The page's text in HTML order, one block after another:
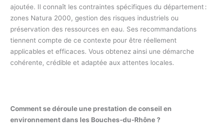
ajoutée. Il connaît les contraintes spécifiques du département :
zones Natura 2000, gestion des risques industriels ou
préservation des ressources en eau. Ses recommandations
tiennent compte de ce contexte pour être réellement
applicables et efficaces. Vous obtenez ainsi une démarche
cohérente, crédible et adaptée aux attentes locales.
Comment se déroule une prestation de conseil en
environnement dans les Bouches-du-Rhône ?